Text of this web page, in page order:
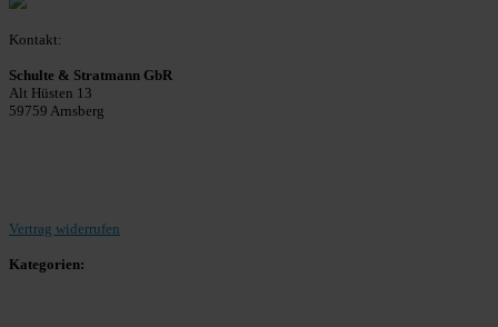
Kontakt:
Schulte & Stratmann GbR
Alt Hüsten 13
59759 Arnsberg
Vertrag widerrufen
Kategorien: